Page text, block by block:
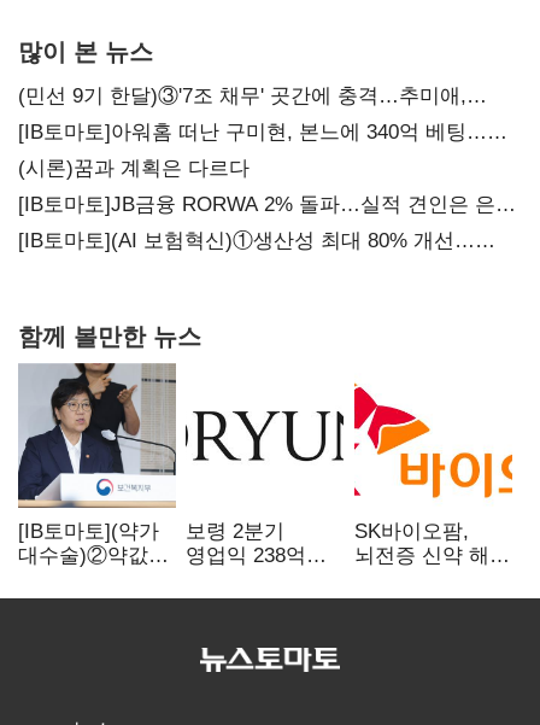
많이 본 뉴스
(민선 9기 한달)③'7조 채무' 곳간에 충격…추미애,
20년만에 '비상재정' 선언 승부수
[IB토마토]아워홈 떠난 구미현, 본느에 340억 베팅…
가족 지배체제 구축
(시론)꿈과 계획은 다르다
[IB토마토]JB금융 RORWA 2% 돌파…실적 견인은 은행
아닌 캐피탈
[IB토마토](AI 보험혁신)①생산성 최대 80% 개선…
함께 볼만한 뉴스
[IB토마토](약가
대수술)②약값
축소…제약업계
보령 2분기
영업익 238억…
SK바이오팜,
뇌전증 신약 해외
차세대 신약 개발